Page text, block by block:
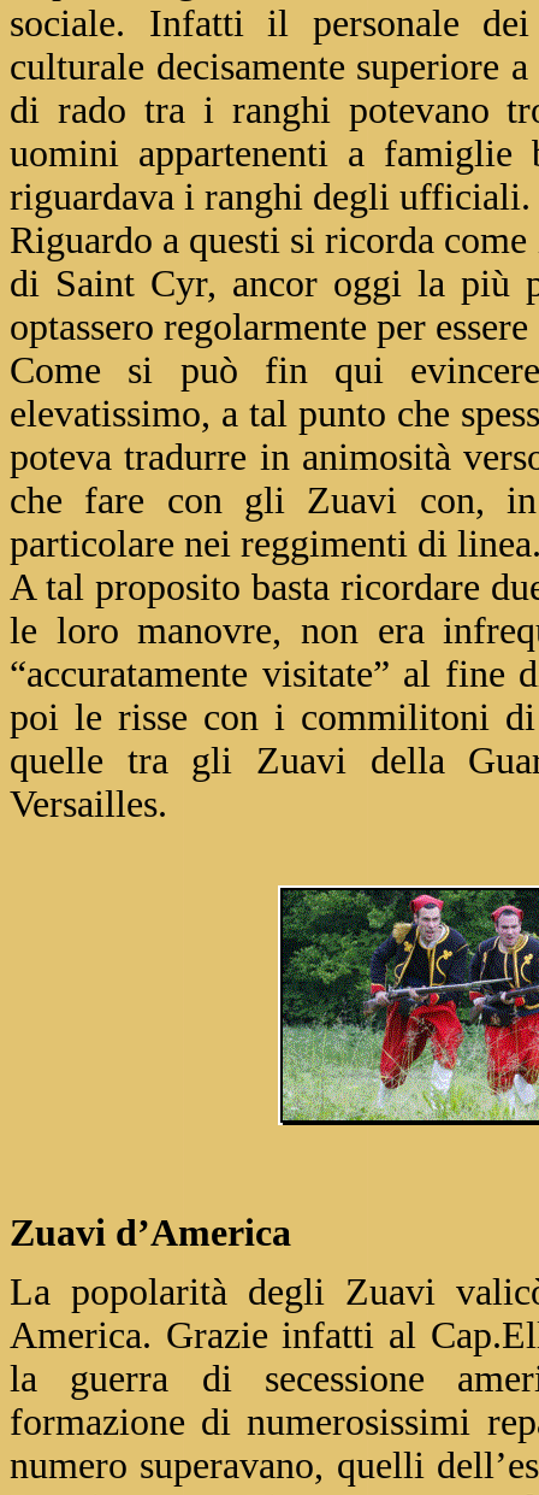
sociale. Infatti il personale
culturale decisamente superiore
di rado tra i ranghi potevano
uomini appartenenti a famiglie
riguardava i ranghi degli ufficiali.
Riguardo a questi si ricorda
di Saint Cyr, ancor oggi la più
optassero regolarmente per
Come si può fin qui
elevatissimo, a tal punto che
poteva tradurre in animosità
che fare con gli Zuavi con,
particolare nei reggimenti di
A tal proposito basta ricordare
le loro manovre, non era
“accuratamente visitate” al fine
poi le risse con i commilitoni
quelle tra gli Zuavi della
Versailles.
Zuavi d’America
La popolarità degli Zuavi
America. Grazie infatti al
la guerra di secessione
formazione di numerosissimi
numero superavano, quelli